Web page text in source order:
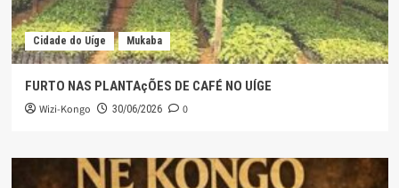
Cidade do Uíge Mukaba
FURTO NAS PLANTAçÕES DE CAFÉ NO UÍGE
Wizi-Kongo 30/06/2026 0